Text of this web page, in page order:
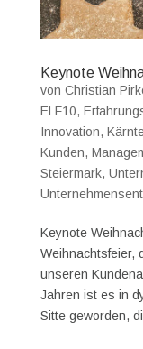
Keynote
von Christian
ELF10,
Innovation,
Kunden,
Steiermark,
Keynote
Weihnachtsfeier,
unseren
Jahren ist es in
Sitte geworden,